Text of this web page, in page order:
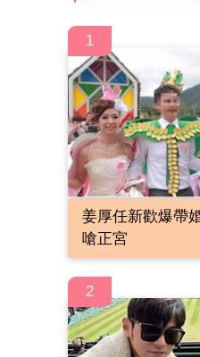
1
姜厚任新歡爆帶
嗆正宮
2